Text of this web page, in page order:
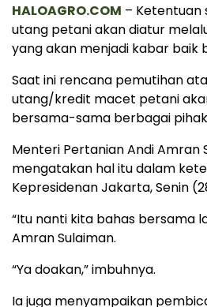
HALOAGRO.COM – Ketentuan
utang petani akan diatur
yang akan menjadi kabar baik
Saat ini rencana pemutihan
utang/kredit macet petani
bersama-sama berbagai
Menteri Pertanian Andi Amran
mengatakan hal itu dalam
Kepresidenan Jakarta, Senin
“Itu nanti kita bahas bersama
Amran Sulaiman.
“Ya doakan,” imbuhnya.
Ia juga menyampaikan